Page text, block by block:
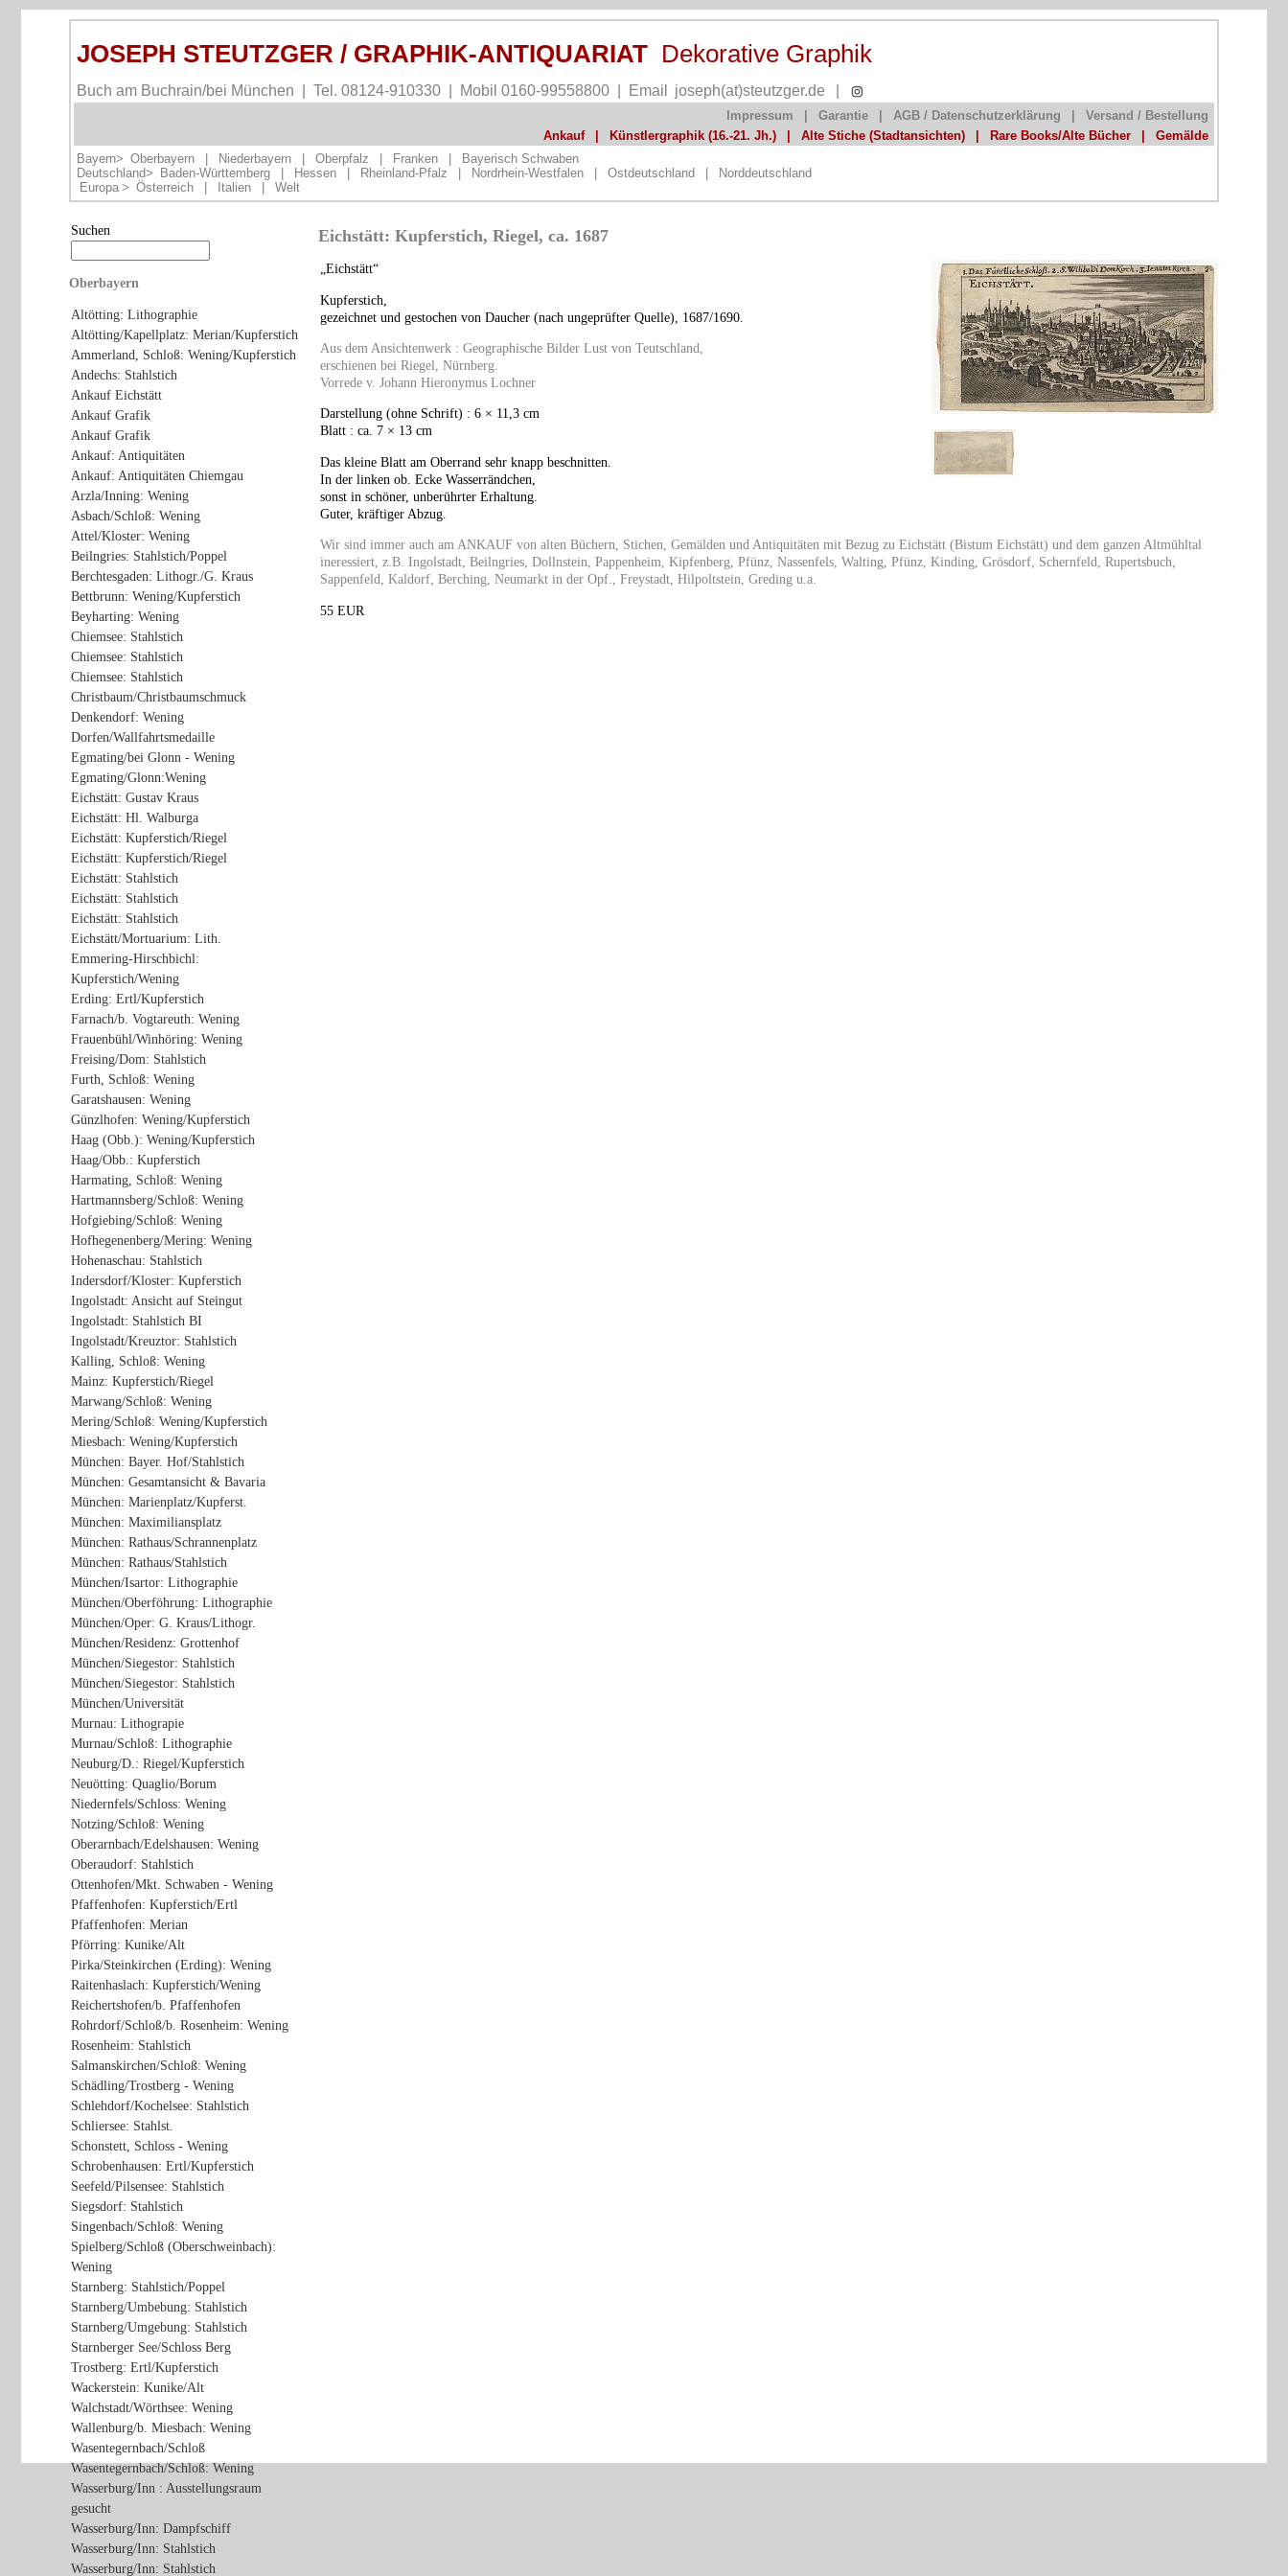
JOSEPH STEUTZGER / GRAPHIK-ANTIQUARIAT Dekorative Graphik
Buch am Buchrain/bei München | Tel. 08124-910330 | Mobil 0160-99558800 | Email joseph(at)steutzger.de
Impressum Garantie AGB / Datenschutzerklärung
Versand / Bestellung
Ankauf
Künstlergraphik (16.-21. Jh.) Alte Stiche (Stadtansichten) Rare Books/Alte Bücher
Gemälde
Bayern> Oberbayern Niederbayern Oberpfalz Franken
Bayerisch Schwaben
Deutschland>
Baden-Württemberg Hessen Rheinland-Pfalz Nordrhein-Westfalen Ostdeutschland
Norddeutschland
Europa > Österreich Italien Welt
Suchen
Oberbayern
Altötting: Lithographie
Altötting/Kapellplatz: Merian/Kupferstich
Ammerland, Schloß: Wening/Kupferstich
Andechs: Stahlstich
Ankauf Eichstätt
Ankauf Grafik
Ankauf Grafik
Ankauf: Antiquitäten
Ankauf: Antiquitäten Chiemgau
Arzla/Inning: Wening
Asbach/Schloß: Wening
Attel/Kloster: Wening
Beilngries: Stahlstich/Poppel
Berchtesgaden: Lithogr./G. Kraus
Bettbrunn: Wening/Kupferstich
Beyharting: Wening
Chiemsee: Stahlstich
Chiemsee: Stahlstich
Chiemsee: Stahlstich
Christbaum/Christbaumschmuck
Denkendorf: Wening
Dorfen/Wallfahrtsmedaille
Egmating/bei Glonn - Wening
Egmating/Glonn:Wening
Eichstätt: Gustav Kraus
Eichstätt: Hl. Walburga
Eichstätt: Kupferstich/Riegel
Eichstätt: Kupferstich/Riegel
Eichstätt: Stahlstich
Eichstätt: Stahlstich
Eichstätt: Stahlstich
Eichstätt/Mortuarium: Lith.
Emmering-Hirschbichl:
Kupferstich/Wening
Erding: Ertl/Kupferstich
Farnach/b. Vogtareuth: Wening
Frauenbühl/Winhöring: Wening
Freising/Dom: Stahlstich
Furth, Schloß: Wening
Garatshausen: Wening
Günzlhofen: Wening/Kupferstich
Haag (Obb.): Wening/Kupferstich
Haag/Obb.: Kupferstich
Harmating, Schloß: Wening
Hartmannsberg/Schloß: Wening
Hofgiebing/Schloß: Wening
Hofhegenenberg/Mering: Wening
Hohenaschau: Stahlstich
Indersdorf/Kloster: Kupferstich
Ingolstadt: Ansicht auf Steingut
Ingolstadt: Stahlstich BI
Ingolstadt/Kreuztor: Stahlstich
Kalling, Schloß: Wening
Mainz: Kupferstich/Riegel
Marwang/Schloß: Wening
Mering/Schloß: Wening/Kupferstich
Miesbach: Wening/Kupferstich
München: Bayer. Hof/Stahlstich
München: Gesamtansicht & Bavaria
München: Marienplatz/Kupferst.
München: Maximiliansplatz
München: Rathaus/Schrannenplatz
München: Rathaus/Stahlstich
München/Isartor: Lithographie
München/Oberföhrung: Lithographie
München/Oper: G. Kraus/Lithogr.
München/Residenz: Grottenhof
München/Siegestor: Stahlstich
München/Siegestor: Stahlstich
München/Universität
Murnau: Lithograpie
Murnau/Schloß: Lithographie
Neuburg/D.: Riegel/Kupferstich
Neuötting: Quaglio/Borum
Niedernfels/Schloss: Wening
Notzing/Schloß: Wening
Oberarnbach/Edelshausen: Wening
Oberaudorf: Stahlstich
Ottenhofen/Mkt. Schwaben - Wening
Pfaffenhofen: Kupferstich/Ertl
Pfaffenhofen: Merian
Pförring: Kunike/Alt
Pirka/Steinkirchen (Erding): Wening
Raitenhaslach: Kupferstich/Wening
Reichertshofen/b. Pfaffenhofen
Rohrdorf/Schloß/b. Rosenheim: Wening
Rosenheim: Stahlstich
Salmanskirchen/Schloß: Wening
Schädling/Trostberg - Wening
Schlehdorf/Kochelsee: Stahlstich
Schliersee: Stahlst.
Schonstett, Schloss - Wening
Schrobenhausen: Ertl/Kupferstich
Seefeld/Pilsensee: Stahlstich
Siegsdorf: Stahlstich
Singenbach/Schloß: Wening
Spielberg/Schloß (Oberschweinbach):
Wening
Starnberg: Stahlstich/Poppel
Starnberg/Umbebung: Stahlstich
Starnberg/Umgebung: Stahlstich
Starnberger See/Schloss Berg
Trostberg: Ertl/Kupferstich
Wackerstein: Kunike/Alt
Walchstadt/Wörthsee: Wening
Wallenburg/b. Miesbach: Wening
Wasentegernbach/Schloß
Wasentegernbach/Schloß: Wening
Wasserburg/Inn : Ausstellungsraum
gesucht
Wasserburg/Inn: Dampfschiff
Wasserburg/Inn: Stahlstich
Wasserburg/Inn: Stahlstich
Eichstätt: Kupferstich, Riegel, ca. 1687
„Eichstätt“
Kupferstich,
gezeichnet und gestochen von Daucher (nach ungeprüfter Quelle), 1687/1690.
Aus dem Ansichtenwerk : Geographische Bilder Lust von Teutschland,
erschienen bei Riegel, Nürnberg.
Vorrede v. Johann Hieronymus Lochner
Darstellung (ohne Schrift) : 6 × 11,3 cm
Blatt : ca. 7 × 13 cm
Das kleine Blatt am Oberrand sehr knapp beschnitten.
In der linken ob. Ecke Wasserrändchen,
sonst in schöner, unberührter Erhaltung.
Guter, kräftiger Abzug.
Wir sind immer auch amANKAUF von alten Büchern, Stichen, Gemälden und Antiquitäten mit Bezug zu Eichstätt (Bistum Eichstätt) und dem ganzen Altmühltal
ineressiert, z.B. Ingolstadt, Beilngries, Dollnstein, Pappenheim, Kipfenberg, Pfünz, Nassenfels, Walting, Pfünz, Kinding, Grösdorf, Schernfeld, Rupertsbuch,
Sappenfeld, Kaldorf, Berching, Neumarkt in der Opf., Freystadt, Hilpoltstein, Greding u.a.
55 EUR